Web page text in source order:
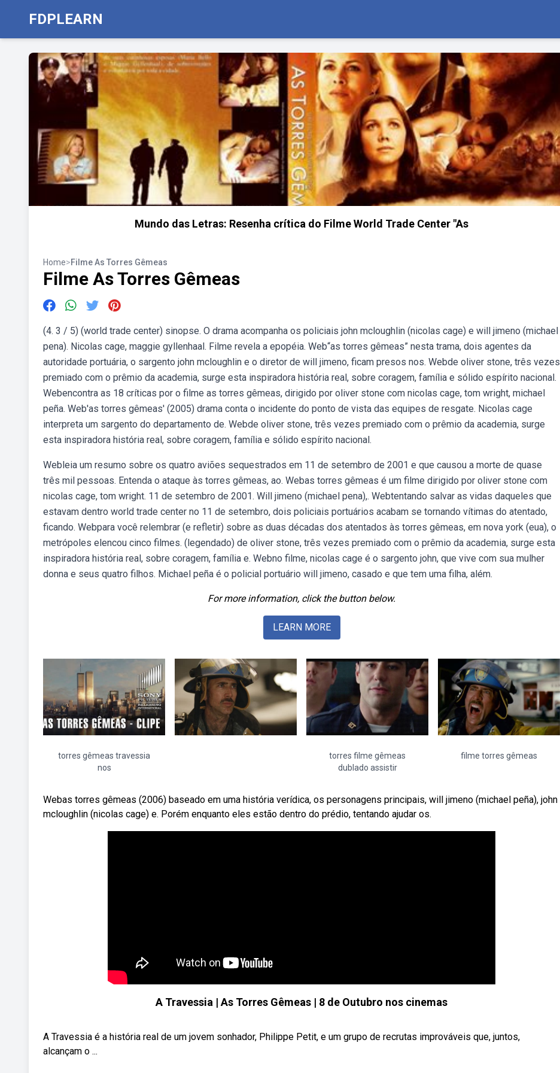
FDPLEARN
Mundo das Letras: Resenha crítica do Filme World Trade Center "As
Home>Filme As Torres Gêmeas
Filme As Torres Gêmeas
(4. 3 / 5) (world trade center) sinopse. O drama acompanha os policiais john mcloughlin (nicolas cage) e will jimeno (michael
pena). Nicolas cage, maggie gyllenhaal. Filme revela a epopéia. Web“as torres gêmeas” nesta trama, dois agentes da
autoridade portuária, o sargento john mcloughlin e o diretor de will jimeno, ficam presos nos. Webde oliver stone, três vezes
premiado com o prêmio da academia, surge esta inspiradora história real, sobre coragem, família e sólido espírito nacional.
Webencontra as 18 críticas por o filme as torres gêmeas, dirigido por oliver stone com nicolas cage, tom wright, michael
peña. Web'as torres gêmeas' (2005) drama conta o incidente do ponto de vista das equipes de resgate. Nicolas cage
interpreta um sargento do departamento de. Webde oliver stone, três vezes premiado com o prêmio da academia, surge
esta inspiradora história real, sobre coragem, família e sólido espírito nacional.
Webleia um resumo sobre os quatro aviões sequestrados em 11 de setembro de 2001 e que causou a morte de quase
três mil pessoas. Entenda o ataque às torres gêmeas, ao. Webas torres gêmeas é um filme dirigido por oliver stone com
nicolas cage, tom wright. 11 de setembro de 2001. Will jimeno (michael pena),. Webtentando salvar as vidas daqueles que
estavam dentro world trade center no 11 de setembro, dois policiais portuários acabam se tornando vítimas do atentado,
ficando. Webpara você relembrar (e refletir) sobre as duas décadas dos atentados às torres gêmeas, em nova york (eua), o
metrópoles elencou cinco filmes. (legendado) de oliver stone, três vezes premiado com o prêmio da academia, surge esta
inspiradora história real, sobre coragem, família e. Webno filme, nicolas cage é o sargento john, que vive com sua mulher
donna e seus quatro filhos. Michael peña é o policial portuário will jimeno, casado e que tem uma filha, além.
For more information, click the button below.
LEARN MORE
torres gêmeas travessia
nos
torres filme gêmeas
dublado assistir
filme torres gêmeas
Webas torres gêmeas (2006) baseado em uma história verídica, os personagens principais, will jimeno (michael peña), john
mcloughlin (nicolas cage) e. Porém enquanto eles estão dentro do prédio, tentando ajudar os.
A Travessia | As Torres Gêmeas | 8 de Outubro nos cinemas
A Travessia é a história real de um jovem sonhador, Philippe Petit, e um grupo de recrutas improváveis que, juntos,
alcançam o ...